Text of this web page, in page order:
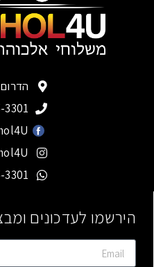
3301
3301
הירשמו לעדכונים